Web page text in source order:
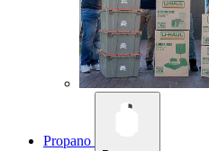
Propano